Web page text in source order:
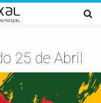
25 de Abril